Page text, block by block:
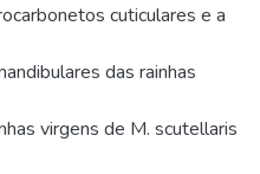
cuticulares e a
das rainhas
virgens de M. scutellaris